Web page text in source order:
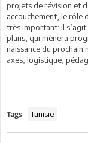
projets de révision et
accouchement, le rôle
très important: il
plans, qui mènera
naissance du prochain
axes, logistique,
Tags : Tunisie